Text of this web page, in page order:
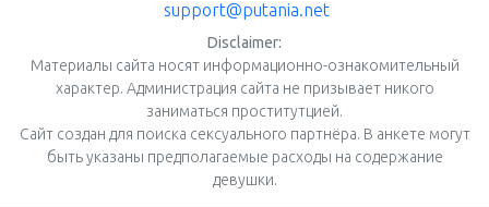
support@putania.net
Disclaimer:
Материалы сайта носят информационно-ознакомительный
характер. Администрация сайта не призывает никого
заниматься проститутцией.
Сайт создан для поиска сексуального партнёра. В анкете могут
быть указаны предполагаемые расходы на содержание
девушки.